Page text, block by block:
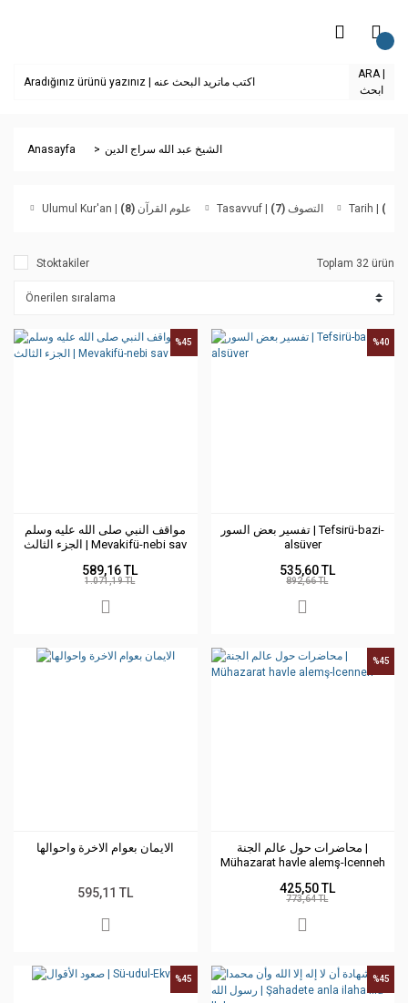
ARA |
ابحث
Anasayfa الشيخ عبد الله سراج الدين
Ulumul Kur'an | علوم القرآن(8) Tasavvuf | التصوف(7)
Stoktakiler Toplam 32 ürün
مواقف النبي صلى الله عليه وسلم
الجزء الثالث | Mevakifü-nebi sav
%45
589,16 TL
1.071,19 TL
تفسير بعض السور | Tefsirü-bazi-
alsüver
%40
535,60 TL
892,66 TL
الايمان بعوام الاخرة واحوالها
595,11 TL
محاضرات حول عالم الجنة |
Mühazarat havle alemş-lcenneh
%45
425,50 TL
773,64 TL
%45 %45